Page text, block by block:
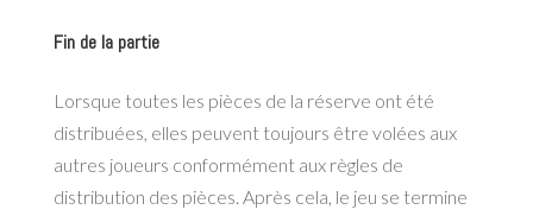
Fin de la partie
Lorsque toutes les pièces de la réserve ont été
distribuées, elles peuvent toujours être volées aux
autres joueurs conformément aux règles de
distribution des pièces. Après cela, le jeu se termine